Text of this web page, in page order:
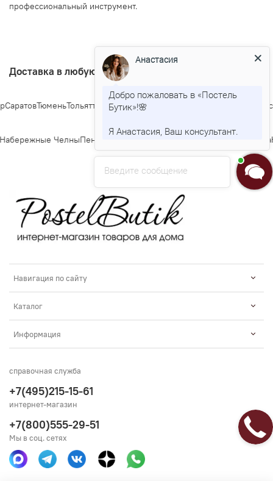
профессиональный инструмент.
Доставка в любую точку Росии
ТюменьТольяттиИжевскБарнаул
ЧелныПенза Чебоксары Калининград
Навигация по сайту
Каталог
Информация
справочная служба
+7(495)215-15-61
интернет-магазин
+7(800)555-29-51
Мы в соц. сетях
Введите сообщение
Анастасия
Добро пожаловать в «Постель
Бутик»!🌸
Я Анастасия, Ваш консультант.